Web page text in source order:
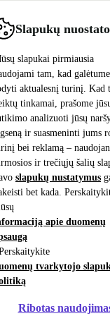
Slapukų
slapukai pirmiausia
tam, kad
aktualesnį turinį. Kad
tinkamai, prašome
analizuoti jūsų
ir suasmeninti jums
bei reklamą –
ir trečiųjų šalių
slapukų nustatymus
bet kada.
apie duomenų
tvarkytojo
Ribotas
Nešiojamieji
Baldai
Danny